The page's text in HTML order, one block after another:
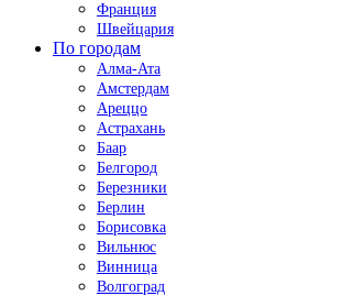
Франция
Швейцария
По городам
Алма-Ата
Амстердам
Ареццо
Астрахань
Баар
Белгород
Березники
Берлин
Борисовка
Вильнюс
Винница
Волгоград